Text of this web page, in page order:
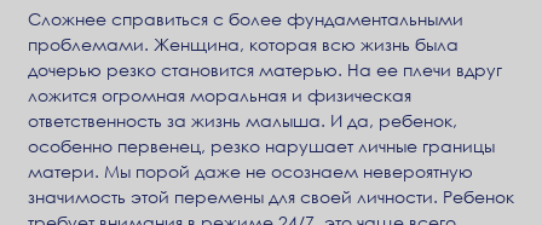
Сложнее справиться с более фундаментальными
проблемами. Женщина, которая всю жизнь была
дочерью резко становится матерью. На ее плечи вдруг
ложится огромная моральная и физическая
ответственность за жизнь малыша. И да, ребенок,
особенно первенец, резко нарушает личные границы
матери. Мы порой даже не осознаем невероятную
значимость этой перемены для своей личности. Ребенок